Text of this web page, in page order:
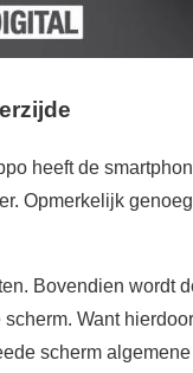
heeft de
Opmerkelijk
Bovendien wordt
Want
scherm